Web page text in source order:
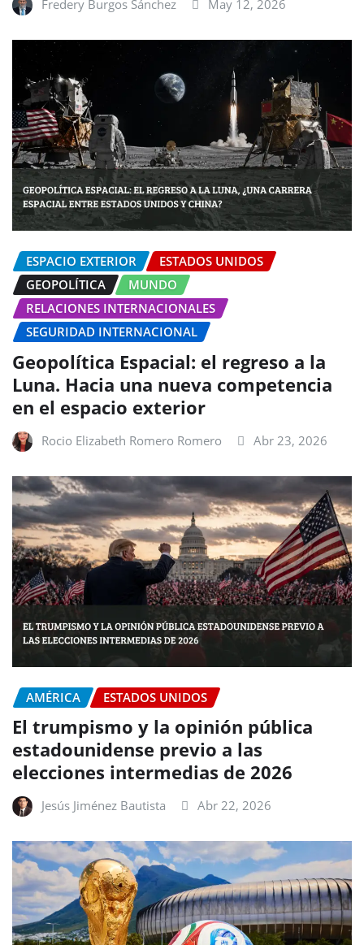
Fredery Burgos Sánchez May 12, 2026
ESPACIO EXTERIOR
ESTADOS UNIDOS
GEOPOLÍTICA
MUNDO
RELACIONES INTERNACIONALES
SEGURIDAD INTERNACIONAL
Geopolítica Espacial: el regreso a la
Luna. Hacia una nueva competencia
en el espacio exterior
Rocio Elizabeth Romero Romero Abr 23, 2026
AMÉRICA ESTADOS UNIDOS
El trumpismo y la opinión pública
estadounidense previo a las
elecciones intermedias de 2026
Jesús Jiménez Bautista Abr 22, 2026